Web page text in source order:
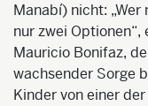
Manabí) nicht: „Wer
nur zwei
Mauricio Bonifaz,
wachsender Sorge
Kindervon einer